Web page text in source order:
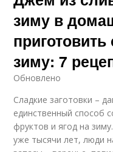
зиму в
зиму: 7
Обновлено
Сладкие заготовки –
единственный способ
фруктов и ягод на
уже тысячи лет, люди